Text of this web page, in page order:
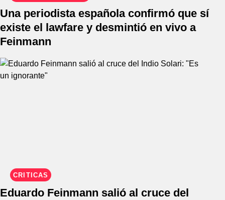
Una periodista española confirmó que sí
existe el lawfare y desmintió en vivo a
Feinmann
CRÍTICAS
Eduardo Feinmann salió al cruce del